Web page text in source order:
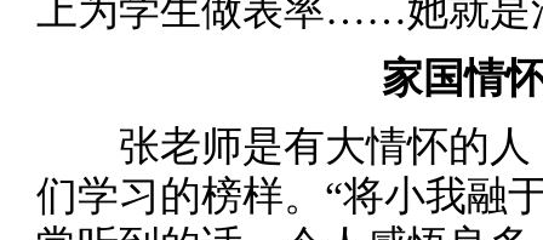
上为学生做表率……她就是
家国情
张老师是有大情怀的人
们学习的榜样。“将小我融